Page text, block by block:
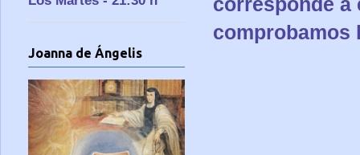
Joanna de Ángelis